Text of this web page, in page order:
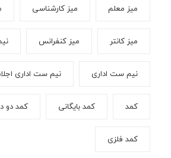
میز معلم میز کارشناسی
میز کانتر میز کنفرانس
نیم ست اداری نیم ست اداری
کمد کمد بایگانی کمد دو
کمد فلزی